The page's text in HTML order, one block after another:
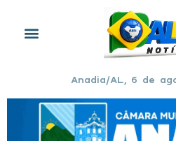
Anadia/AL, 6 de